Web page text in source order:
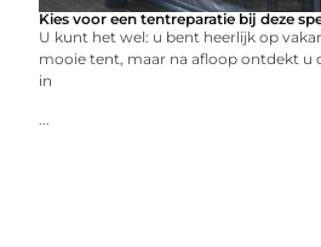
Kies voor een tentreparatie bij deze
U kunt het wel: u bent heerlijk op
mooie tent, maar na afloop ontdekt u
in
...